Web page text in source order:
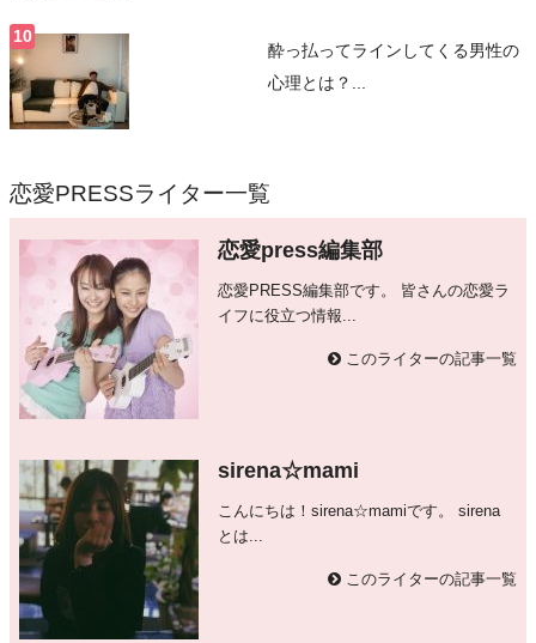
酔っ払ってラインしてくる男性の
心理とは？...
恋愛PRESSライター一覧
恋愛press編集部
恋愛PRESS編集部です。 皆さんの恋愛ラ
イフに役立つ情報...
このライターの記事一覧
sirena☆mami
こんにちは！sirena☆mamiです。 sirena
とは...
このライターの記事一覧